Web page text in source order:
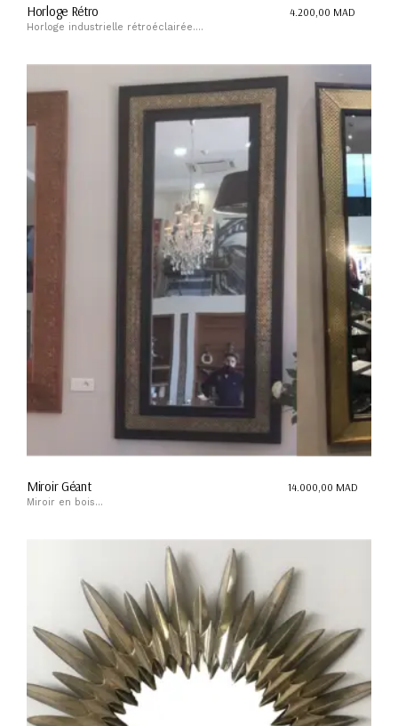
Horloge Rétro
Horloge industrielle rétroéclairée....
4.200,00 MAD
Miroir Géant
Miroir en bois...
14.000,00 MAD